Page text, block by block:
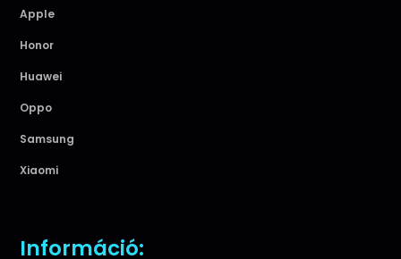
Apple
Honor
Huawei
Oppo
Samsung
Xiaomi
Információ: